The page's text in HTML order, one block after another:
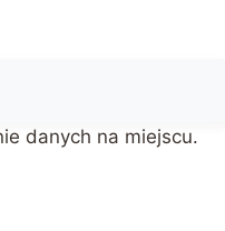
danych na miejscu.